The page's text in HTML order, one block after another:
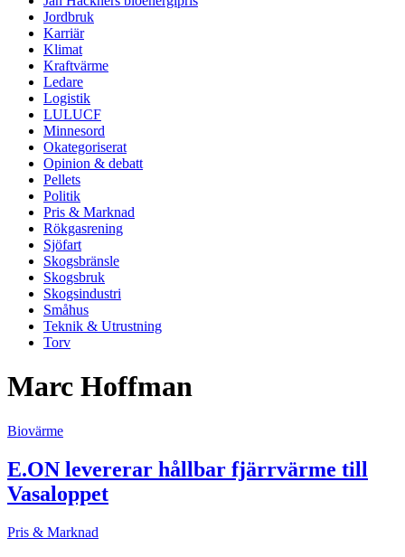
Jordbruk
Karriär
Klimat
Kraftvärme
Ledare
Logistik
LULUCF
Minnesord
Okategoriserat
Opinion & debatt
Pellets
Politik
Pris & Marknad
Rökgasrening
Sjöfart
Skogsbränsle
Skogsbruk
Skogsindustri
Småhus
Teknik & Utrustning
Torv
Marc Hoffman
Biovärme
E.ON levererar hållbar fjärrvärme till
Vasaloppet
Pris & Marknad